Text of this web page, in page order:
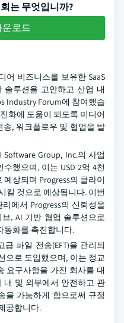
는 무엇입니까?
운로드
어 비즈니스를 보유한 SaaS
솔루션을 고안하고 산업 내
Industry Forum에 참여했습
화에 도움이 되도록 미디어
, 워크플로우 및 협업을 발
Group, Inc.의 사업
했으며, 이는 USD 2억 4천
상되며 Progress의 클라이
킬 것으로 예상됩니다. 이번
에서 Progress의 신뢰성을
브, AI 기반 협업 솔루션으로
동화를 촉진합니다.
급 파일 전송(EFT)을 관리되
으로 도입했으며, 이는 정교
요구사항을 가진 회사를 대
내 및 외부에서 안전하고 관
을 가능하게 함으로써 규정
공합니다.